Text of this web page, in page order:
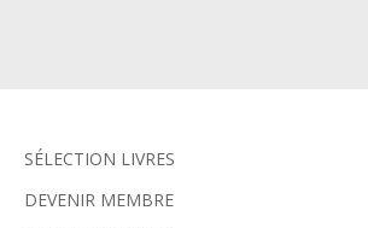
SÉLECTION LIVRES
DEVENIR MEMBRE